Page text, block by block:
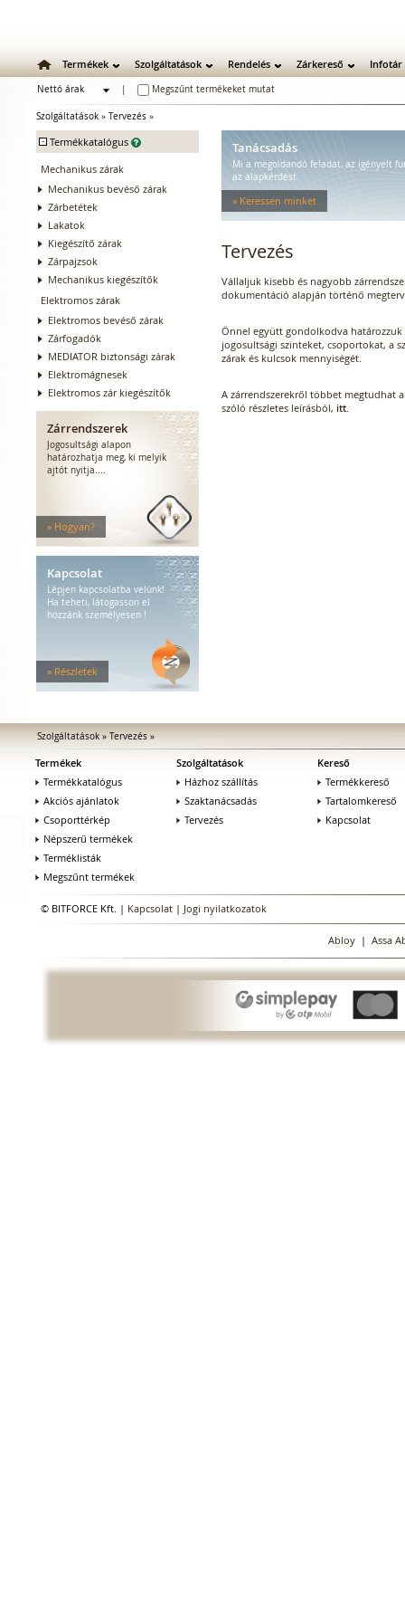
Termékek Szolgáltatások Rendelés Zárkereső Infotár
Nettó árak
Megszűnt termékeket mutat
Szolgáltatások » Tervezés »
- Termékkatalógus
Mechanikus zárak
Mechanikus bevéső zárak
Zárbetétek
Lakatok
Kiegészítő zárak
Zárpajzsok
Mechanikus kiegészítők
Elektromos zárak
Elektromos bevéső zárak
Zárfogadók
MEDIATOR biztonsági zárak
Elektromágnesek
Elektromos zár kiegészítők
Zárrendszerek
Jogosultsági alapon
határozhatja meg, ki melyik
ajtót nyitja....
» Hogyan?
Kapcsolat
Lépjen kapcsolatba velünk!
Ha teheti, látogasson el
hozzánk személyesen !
» Részletek
Tanácsadás
Mi a megoldandó feladat, az igényelt
az alapkérdést.
» Keressen minket
Tervezés
Vállaljuk kisebb és nagyobb
dokumentáció alapján történő
Önnel együtt gondolkodva határozzuk
jogosultsági szinteket, csoportokat, a
zárak és kulcsok mennyiségét.
A zárrendszerekről többet megtudhat
szóló részletes leírásból, itt
Szolgáltatások» Tervezés»
Termékek
Termékkatalógus
Akciós ajánlatok
Csoporttérkép
Népszerű termékek
Terméklisták
Megszűnt termékek
Szolgáltatások
Házhoz szállítás
Szaktanácsadás
Tervezés
Kereső
Termékkereső
Tartalomkereső
Kapcsolat
© BITFORCE Kft. | Kapcsolat | Jogi nyilatkozatok
Abloy| Assa